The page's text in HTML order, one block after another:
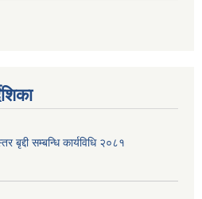
बृद्दी सम्बन्धि कार्यविधि २०८१